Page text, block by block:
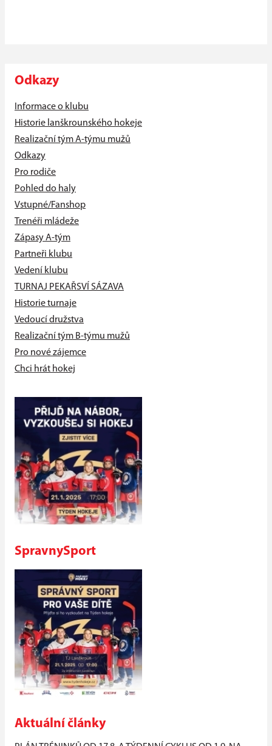
Odkazy
Informace o klubu
Historie lanškrounského hokeje
Realizační tým A-týmu mužů
Odkazy
Pro rodiče
Pohled do haly
Vstupné/Fanshop
Trenéři mládeže
Zápasy A-tým
Partneři klubu
Vedení klubu
TURNAJ PEKAŘSVÍ SÁZAVA
Historie turnaje
Vedoucí družstva
Realizační tým B-týmu mužů
Pro nové zájemce
Chci hrát hokej
SpravnySport
Aktuální články